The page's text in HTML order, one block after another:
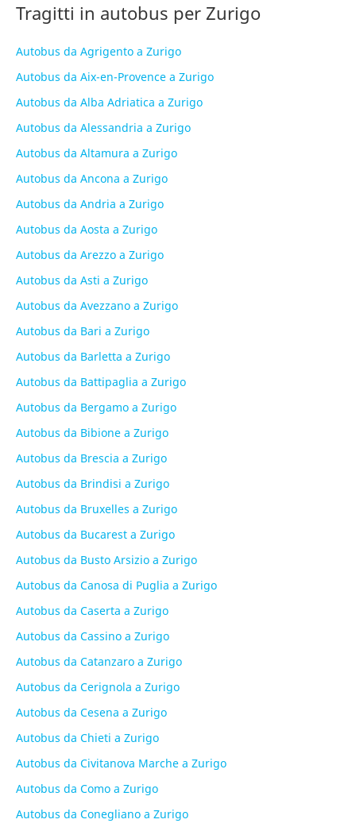
Tragitti in autobus per Zurigo
Autobus da Agrigento a Zurigo
Autobus da Aix-en-Provence a Zurigo
Autobus da Alba Adriatica a Zurigo
Autobus da Alessandria a Zurigo
Autobus da Altamura a Zurigo
Autobus da Ancona a Zurigo
Autobus da Andria a Zurigo
Autobus da Aosta a Zurigo
Autobus da Arezzo a Zurigo
Autobus da Asti a Zurigo
Autobus da Avezzano a Zurigo
Autobus da Bari a Zurigo
Autobus da Barletta a Zurigo
Autobus da Battipaglia a Zurigo
Autobus da Bergamo a Zurigo
Autobus da Bibione a Zurigo
Autobus da Brescia a Zurigo
Autobus da Brindisi a Zurigo
Autobus da Bruxelles a Zurigo
Autobus da Bucarest a Zurigo
Autobus da Busto Arsizio a Zurigo
Autobus da Canosa di Puglia a Zurigo
Autobus da Caserta a Zurigo
Autobus da Cassino a Zurigo
Autobus da Catanzaro a Zurigo
Autobus da Cerignola a Zurigo
Autobus da Cesena a Zurigo
Autobus da Chieti a Zurigo
Autobus da Civitanova Marche a Zurigo
Autobus da Como a Zurigo
Autobus da Conegliano a Zurigo